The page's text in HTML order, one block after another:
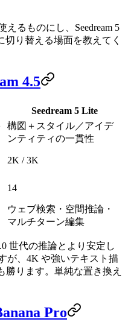
るものにし、Seedream 5
り替える場面を教えてく
4.5
Seedream 5 Lite
構図＋スタイル／アイデ
ンティティの一貫性
2K / 3K
14
ウェブ検索・空間推論・
マルチターン編集
世代の推論とより安定し
が、4K や強いテキスト描
勝ります。単純な置き換え
Pro